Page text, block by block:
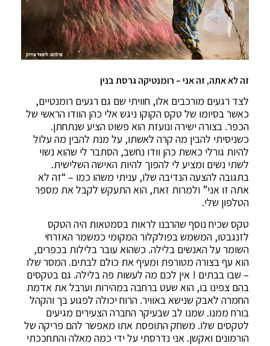
זה לא אתה, זה אני – רומנטיקה גרסת בנין
לצד רגעים מורכבים אלו, חוויתי שם גם רגעים רומנטיים,
כאשר בסיומו של טקס הקוקו ניגש אלי כהן הוודו הראשי של
הכפר. בצורה ישירה ונועזת הוא פשוט הציע שנתחתן.
כשניסיתי להבין מה קרה לאשתו, על מנת להבין מה עלול
להיות גורלי כאשת כהן וודו נחשב, הסתבר לי שהוא נשוי
לשתי נשים ומציע לי להפוך להיות האישה השלישית.
בתגובה להצעה הנדיבה שלו, עניתי משהו כמו – “זה לא
אתה זו אני” ולמרות זאת, הוא התעקש לקבל את מספר
הטלפון שלי.
טקס שכיח נוסף שהרבנו לראות בסמטאות היה הטקס
לזנגבטו, המשמש בפולקלור המקומי כמשמר האזרחי
השומר על האנשים בלילה. כשהוא עובר בלילות בכפרים,
הוא עף בצורה מטורפת ומעיף את כולם לבתים. המסר שלו
– שבו בבתים ! אין לכם מה לעשות פה בלילה. גם בטקסים
בהם צפינו בו, הוא שעט ברחבה במהירות וערבל את אדמת
החמרה לאבק שנישא באוויר. הרוח יכולה לפגוע בך והקהל
בורח ממנו. שמנו לב שבעיקר החברה הצעירים מגיעים
לטקסים שלו. משחק התופסת אתו מאפשר להם פריקה של
הורמונים ואקשן. אני נדרסתי על ידי כמה מאלה והתחככתי